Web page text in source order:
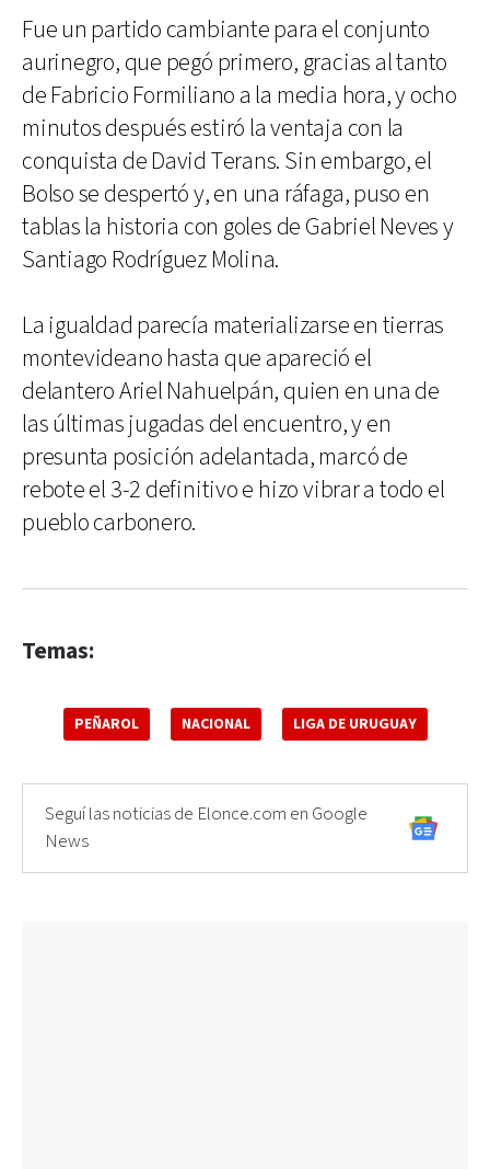
Fue un partido cambiante para el conjunto
aurinegro, que pegó primero, gracias al tanto
de Fabricio Formiliano a la media hora, y ocho
minutos después estiró la ventaja con la
conquista de David Terans. Sin embargo, el
Bolso se despertó y, en una ráfaga, puso en
tablas la historia con goles de Gabriel Neves y
Santiago Rodríguez Molina.
La igualdad parecía materializarse en tierras
montevideano hasta que apareció el
delantero Ariel Nahuelpán, quien en una de
las últimas jugadas del encuentro, y en
presunta posición adelantada, marcó de
rebote el 3-2 definitivo e hizo vibrar a todo el
pueblo carbonero.
Temas:
PEÑAROL NACIONAL LIGA DE URUGUAY
Seguí las noticias de Elonce.com en Google
News